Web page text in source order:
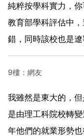
純粹按學科實力，
教育部學科評估中
錯，同時該校也是遼
9樓：網友
我雖然是東大的，
是由理工科院校轉
年他們的就業形勢也